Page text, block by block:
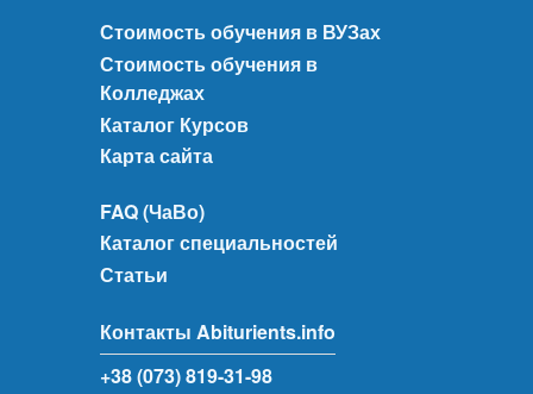
Стоимость обучения в ВУЗах
Стоимость обучения в
Колледжах
Каталог Курсов
Карта сайта
FAQ (ЧаВо)
Каталог специальностей
Статьи
Контакты Abiturients.info
+38 (073) 819-31-98